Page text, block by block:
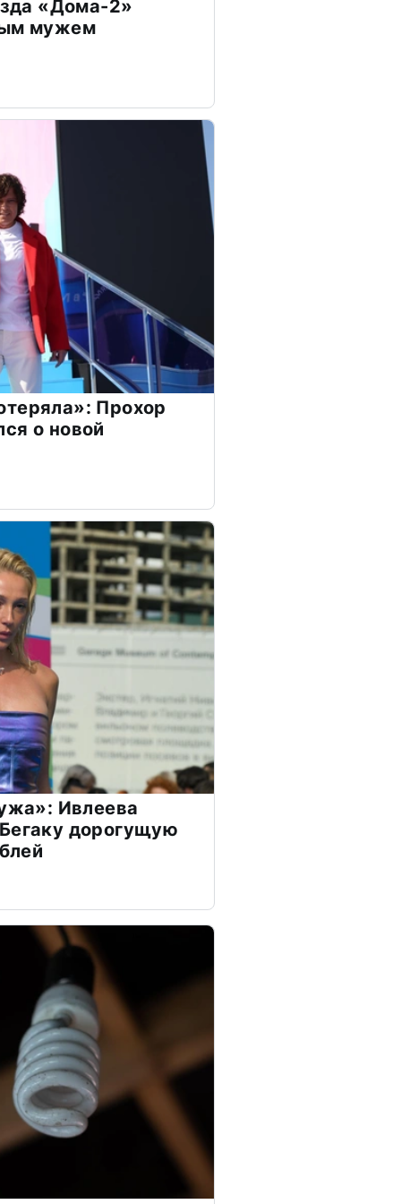
«Дома-2»
мужем
Прохор
о новой
Ивлеева
дорогущую